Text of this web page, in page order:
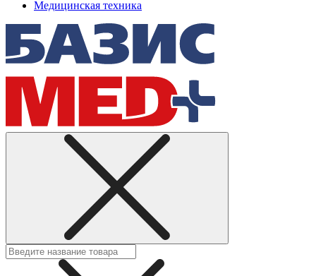
Медицинская техника